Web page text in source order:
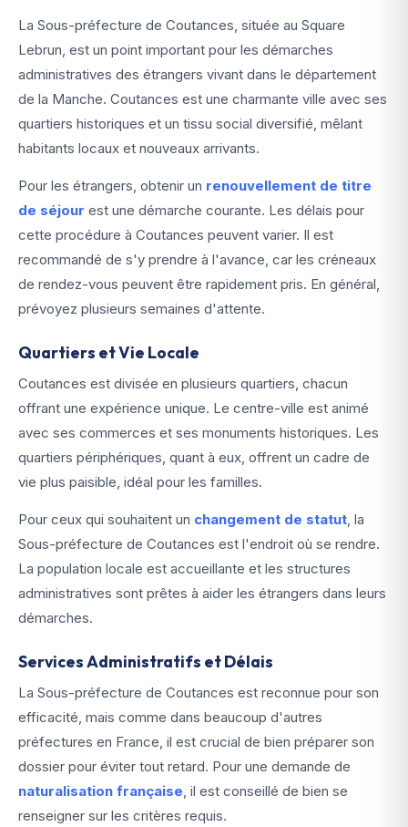
La Sous-préfecture de Coutances, située au Square
Lebrun, est un point important pour les démarches
administratives des étrangers vivant dans le département
de la Manche. Coutances est une charmante ville avec ses
quartiers historiques et un tissu social diversifié, mêlant
habitants locaux et nouveaux arrivants.
Pour les étrangers, obtenir un renouvellement de titre
de séjour est une démarche courante. Les délais pour
cette procédure à Coutances peuvent varier. Il est
recommandé de s'y prendre à l'avance, car les créneaux
de rendez-vous peuvent être rapidement pris. En général,
prévoyez plusieurs semaines d'attente.
Quartiers et Vie Locale
Coutances est divisée en plusieurs quartiers, chacun
offrant une expérience unique. Le centre-ville est animé
avec ses commerces et ses monuments historiques. Les
quartiers périphériques, quant à eux, offrent un cadre de
vie plus paisible, idéal pour les familles.
Pour ceux qui souhaitent un changement de statut, la
Sous-préfecture de Coutances est l'endroit où se rendre.
La population locale est accueillante et les structures
administratives sont prêtes à aider les étrangers dans leurs
démarches.
Services Administratifs et Délais
La Sous-préfecture de Coutances est reconnue pour son
efficacité, mais comme dans beaucoup d'autres
préfectures en France, il est crucial de bien préparer son
dossier pour éviter tout retard. Pour une demande de
naturalisation française, il est conseillé de bien se
renseigner sur les critères requis.